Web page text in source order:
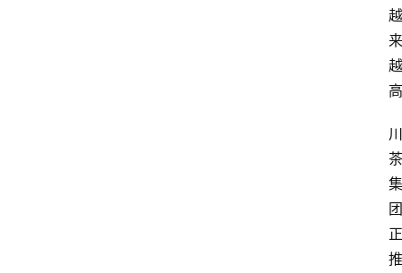
越
来
越
高
川
茶
集
团
正
推